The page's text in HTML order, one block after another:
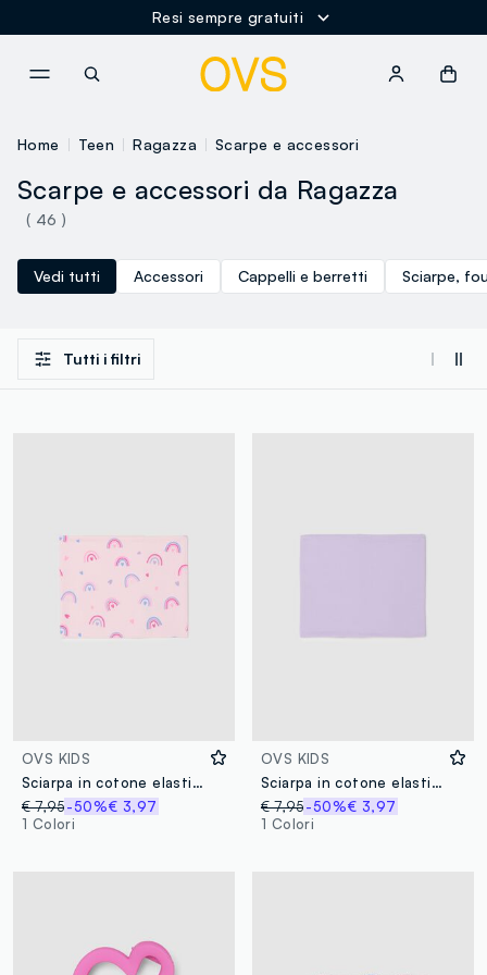
Resi sempre gratuiti
Home Teen Ragazza Scarpe e accessori
Scarpe e accessori da Ragazza
( 46 )
Vedi tutti Accessori Cappelli e berretti Sciarpe,
Tutti i filtri
OVS KIDS
Sciarpa in cotone elasticizzato rosa da bambina con stampe
€ 7,95-50%€ 3,97
1 Colori
OVS KIDS
Sciarpa in cotone elasticizzato viola da bambina vestibilità avvolgente
€ 7,95-50%€ 3,97
1 Colori